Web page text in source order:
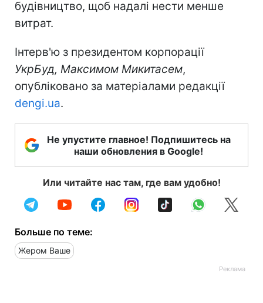
будівництво, щоб надалі нести менше
витрат.
Інтерв'ю з президентом корпорації
УкрБуд, Максимом Микитасем,
опубліковано за матеріалами редакції
dengi.ua.
Не упустите главное! Подпишитесь на
наши обновления в Google!
Или читайте нас там, где вам удобно!
Больше по теме:
Жером Ваше